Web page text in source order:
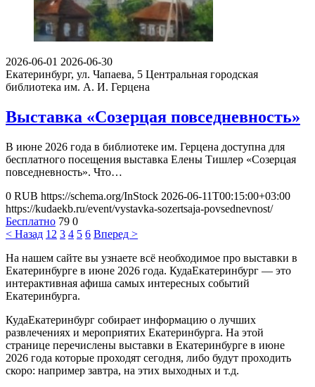
2026-06-01 2026-06-30
Екатеринбург, ул. Чапаева, 5 Центральная городская
библиотека им. А. И. Герцена
Выставка «Созерцая повседневность»
В июне 2026 года в библиотеке им. Герцена доступна для
бесплатного посещения выставка Елены Тишлер «Созерцая
повседневность». Что…
0 RUB https://schema.org/InStock 2026-06-11T00:15:00+03:00
https://kudaekb.ru/event/vystavka-sozertsaja-povsednevnost/
Бесплатно 79 0
< Назад 1 2 3 4 5 6 Вперед >
На нашем сайте вы узнаете всё необходимое про выставки в
Екатеринбурге в июне 2026 года. КудаЕкатеринбург — это
интерактивная афиша самых интересных событий
Екатеринбурга.
КудаЕкатеринбург собирает информацию о лучших
развлечениях и мероприятих Екатеринбурга. На этой
странице перечислены выставки в Екатеринбурге в июне
2026 года которые проходят сегодня, либо будут проходить
скоро: например завтра, на этих выходных и т.д.